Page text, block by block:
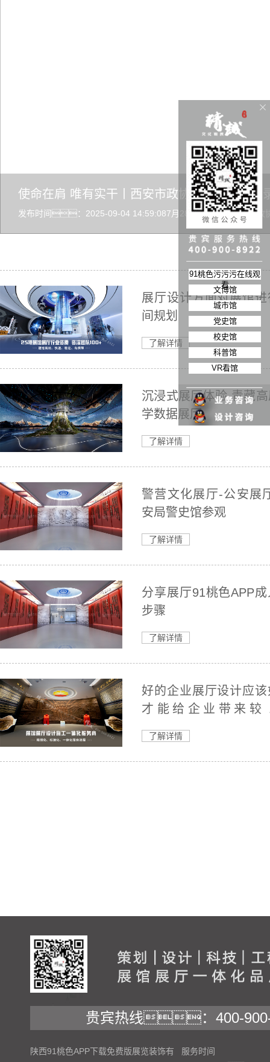
使命在肩 唯有实干丨西安市政协文史馆施工记
发布时间：2025-09-04 14:59:087月28日，西安市政
设计施工的西安市政协文史馆正式开馆。这不仅是一项布
展厅设计方面对展馆进
间规划
了解详情
沉浸式展厅体验-青藏
学数据展厅
了解详情
警营文化展厅-公安展
安局警史馆参观
了解详情
分享展厅91桃色APP
步骤
了解详情
好的企业展厅设计应该
才能给企业带来较
量？
了解详情
贵宾热线：400-
陕西91桃色APP下载免费版展览装饰有
服务时间
91桃色污污污在线观
看
文博馆
城市馆
党史馆
校史馆
科普馆
VR看馆